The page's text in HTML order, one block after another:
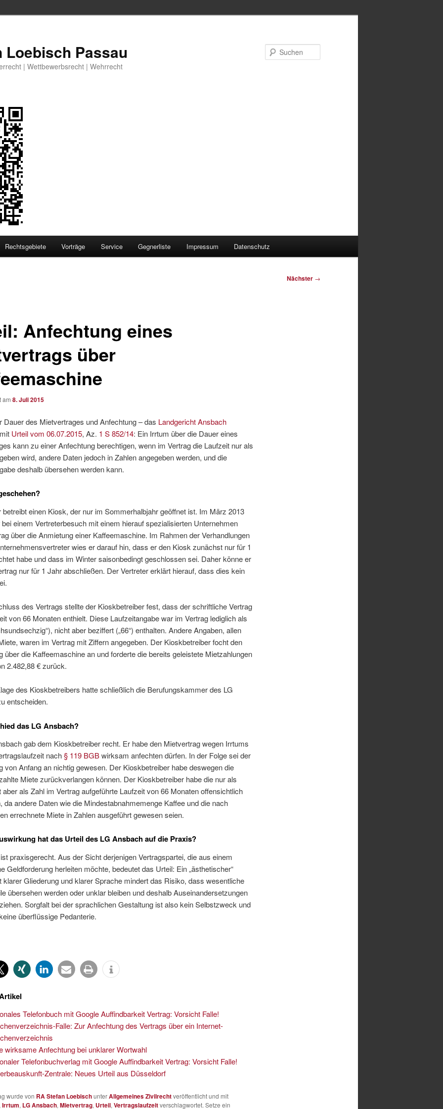
Loebisch Passau
| Wettbewerbsrecht | Wehrrecht
Rechtsgebiete Vorträge Service Gegnerliste Impressum Datenschutz
Nächster →
Anfechtung eines
über
am 8. Juli 2015
Dauer des Mietvertrages und Anfechtung – das Landgericht Ansbach
Urteil vom 06.07.2015, Az. 1 S 852/14: Ein Irrtum über die Dauer eines
kann zu einer Anfechtung berechtigen, wenn im Vertrag die Laufzeit nur als
wird, andere Daten jedoch in Zahlen angegeben werden, und die
deshalb übersehen werden kann.
betreibt einen Kiosk, der nur im Sommerhalbjahr geöffnet ist. Im März 2013
einem Vertreterbesuch mit einem hierauf spezialisierten Unternehmen
über die Anmietung einer Kaffeemaschine. Im Rahmen der Verhandlungen
wies er darauf hin, dass er den Kiosk zunächst nur für 1
habe und dass im Winter saisonbedingt geschlossen sei. Daher könne er
nur für 1 Jahr abschließen. Der Vertreter erklärt hierauf, dass dies kein
des Vertrags stellte der Kioskbetreiber fest, dass der schriftliche Vertrag
von 66 Monaten enthielt. Diese Laufzeitangabe war im Vertrag lediglich als
nicht aber beziffert („66“) enthalten. Andere Angaben, allen
waren im Vertrag mit Ziffern angegeben. Der Kioskbetreiber focht den
über die Kaffeemaschine an und forderte die bereits geleistete Mietzahlungen
2.482,88 € zurück.
des Kioskbetreibers hatte schließlich die Berufungskammer des LG
entscheiden.
das LG Ansbach?
gab dem Kioskbetreiber recht. Er habe den Mietvertrag wegen Irrtums
nach§ 119 BGBwirksam anfechten dürfen. In der Folge sei der
von Anfang an nichtig gewesen. Der Kioskbetreiber habe deswegen die
Miete zurückverlangen können. Der Kioskbetreiber habe die nur als
aber als Zahl im Vertrag aufgeführte Laufzeit von 66 Monaten offensichtlich
da andere Daten wie die Mindestabnahmemenge Kaffee und die nach
errechnete Miete in Zahlen ausgeführt gewesen seien.
hat das Urteil des LG Ansbach auf die Praxis?
praxisgerecht. Aus der Sicht derjenigen Vertragspartei, die aus einem
Geldforderung herleiten möchte, bedeutet das Urteil: Ein „ästhetischer“
klarer Gliederung und klarer Sprache mindert das Risiko, dass wesentliche
übersehen werden oder unklar bleiben und deshalb Auseinandersetzungen
Sorgfalt bei der sprachlichen Gestaltung ist also kein Selbstzweck und
überflüssige Pedanterie.
Telefonbuch mit Google Auffindbarkeit Vertrag: Vorsicht Falle!
Falle: Zur Anfechtung des Vertrags über ein Internet-
wirksame Anfechtung bei unklarer Wortwahl
Telefonbuchverlag mit Google Auffindbarkeit Vertrag: Vorsicht Falle!
Zentrale: Neues Urteil aus Düsseldorf
wurde von RA Stefan LoebischunterAllgemeines Zivilrechtveröffentlicht und mit
Irrtum, LG Ansbach, Mietvertrag, Urteil, Vertragslaufzeitverschlagwortet. Setze ein